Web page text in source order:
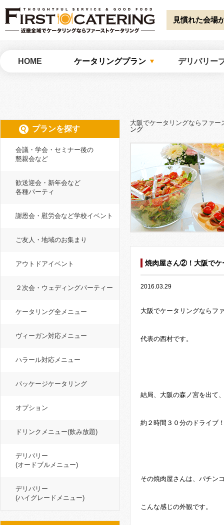
Warning : Undefined array key "HTTP_ACCEPT_LANGUAGE" in/home/
catering/common/meta.php on line51 見慣れた会場
HOME ケータリングプラン デリバリー
大阪でケータリングならファー
ング
焼肉屋さん②！大阪でケ
2016.03.29
大阪でケータリングならフ
代表の西村です。
結局、大阪の森ノ宮を出て
約２時間３０分のドライブ
その焼肉屋さんは、パチン
こんな感じの外観です。
プランを探す
会議・学会・セミナー後の
懇親会など
歓送迎会・新年会など
各種パーティ
謝恩会・慰労会など学校イベント
ご友人・地域のお集まり
アウトドアイベント
２次会・ウェディングパーティー
ケータリング全メニュー
ヴィーガン対応メニュー
ハラール対応メニュー
パッケージケータリング
オプション
ドリンクメニュー(飲み放題)
デリバリー
(オードブルメニュー)
デリバリー
(ハイグレードメニュー)